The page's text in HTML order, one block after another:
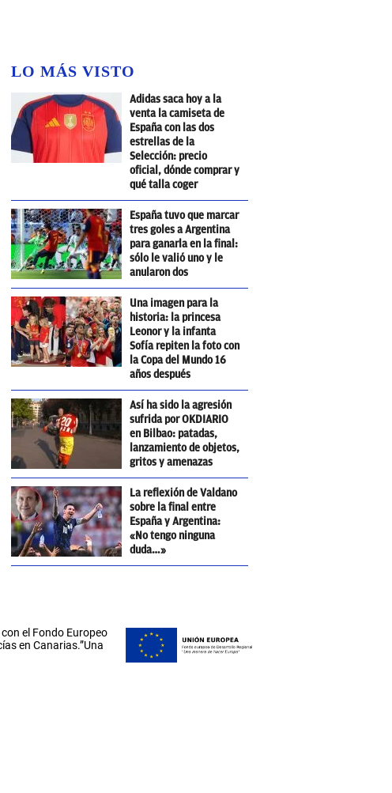
LO MÁS VISTO
Adidas saca hoy a la
venta la camiseta de
España con las dos
estrellas de la
Selección: precio
oficial, dónde comprar y
qué talla coger
España tuvo que marcar
tres goles a Argentina
para ganarla en la final:
sólo le valió uno y le
anularon dos
Una imagen para la
historia: la princesa
Leonor y la infanta
Sofía repiten la foto con
la Copa del Mundo 16
años después
Así ha sido la agresión
sufrida por OKDIARIO
en Bilbao: patadas,
lanzamiento de objetos,
gritos y amenazas
La reflexión de Valdano
sobre la final entre
España y Argentina:
«No tengo ninguna
duda…»
el Fondo Europeo
en Canarias.”Una